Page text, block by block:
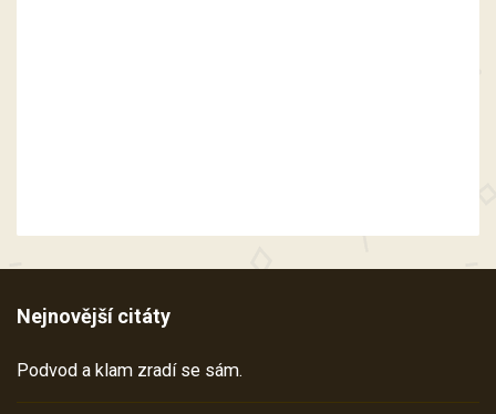
Nejnovější citáty
Podvod a klam zradí se sám.